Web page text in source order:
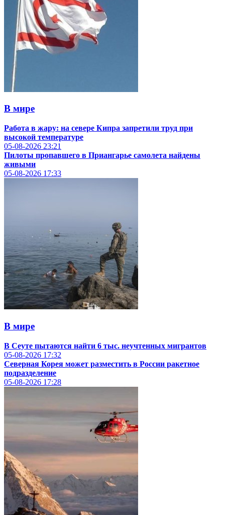
В мире
Работа в жару: на севере Кипра запретили труд при
высокой температуре
05-08-2026 23:21
Пилоты пропавшего в Приангарье самолета найдены
живыми
05-08-2026 17:33
В мире
В Сеуте пытаются найти 6 тыс. неучтенных мигрантов
05-08-2026 17:32
Северная Корея может разместить в России ракетное
подразделение
05-08-2026 17:28